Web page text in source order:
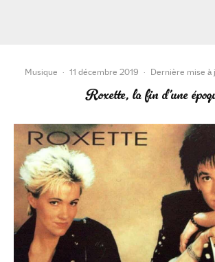
Musique · 11 décembre 2019 · Dernière mise à
Roxette, la fin d’une